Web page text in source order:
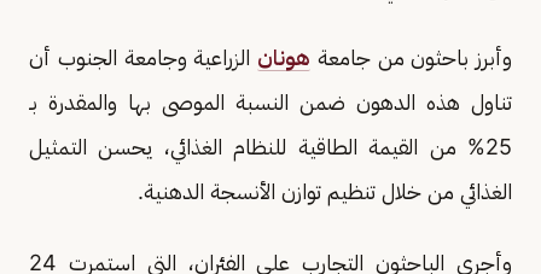
وأبرز باحثون من جامعة هونان الزراعية وجامعة الجنوب أن
تناول هذه الدهون ضمن النسبة الموصى بها والمقدرة بـ
25% من القيمة الطاقية للنظام الغذائي، يحسن التمثيل
الغذائي من خلال تنظيم توازن الأنسجة الدهنية.
وأجرى الباحثون التجارب على الفئران، التي استمرت 24